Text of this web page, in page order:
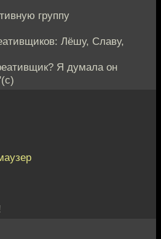
группу
Лёшу, Славу,
Я думала он